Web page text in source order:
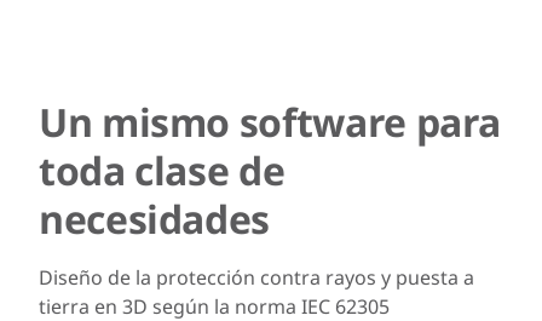
Un mismo software para
toda clase de
necesidades
Diseño de la protección contra rayos y puesta a
tierra en 3D según la norma IEC 62305